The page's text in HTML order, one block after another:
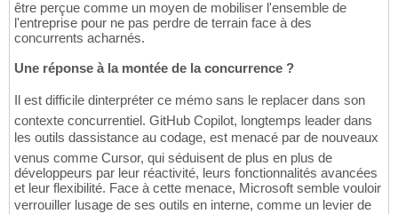
être perçue comme un moyen de mobiliser l'ensemble de
l'entreprise pour ne pas perdre de terrain face à des
concurrents acharnés.
Une réponse à la montée de la concurrence ?
Il est difficile dinterpréter ce mémo sans le replacer dans son
contexte concurrentiel. GitHub Copilot, longtemps leader dans
les outils dassistance au codage, est menacé par de nouveaux
venus comme Cursor, qui séduisent de plus en plus de
développeurs par leur réactivité, leurs fonctionnalités avancées
et leur flexibilité. Face à cette menace, Microsoft semble vouloir
verrouiller lusage de ses outils en interne, comme un levier de